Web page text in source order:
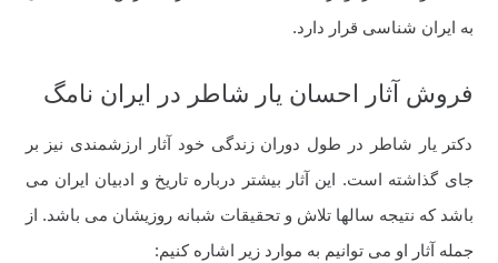
به ایران شناسی قرار دارد.
فروش آثار احسان یار شاطر در ایران نامگ
دکتر یار شاطر در طول دوران زندگی خود آثار ارزشمندی نیز بر
جای گذاشته است. این آثار بیشتر درباره تاریخ و ادبیان ایران می
باشد که نتیجه سالها تلاش و تحقیقات شبانه روزیشان می باشد. از
جمله آثار او می توانیم به موارد زیر اشاره کنیم: